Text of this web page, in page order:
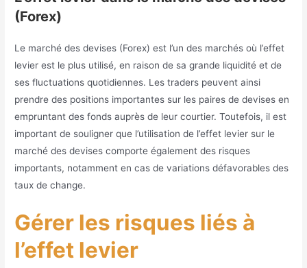
(Forex)
Le marché des devises (Forex) est l’un des marchés où l’effet
levier est le plus utilisé, en raison de sa grande liquidité et de
ses fluctuations quotidiennes. Les traders peuvent ainsi
prendre des positions importantes sur les paires de devises en
empruntant des fonds auprès de leur courtier. Toutefois, il est
important de souligner que l’utilisation de l’effet levier sur le
marché des devises comporte également des risques
importants, notamment en cas de variations défavorables des
taux de change.
Gérer les risques liés à
l’effet levier